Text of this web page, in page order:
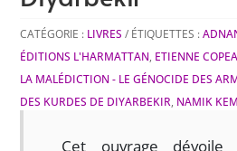
CATÉGORIE : LIVRES ÉTIQUETTES :
ÉDITIONS L'HARMATTAN, ETIENNE
LA MALÉDICTION - LE GÉNOCIDE DES
DES KURDES DE DIYARBEKIR, NAMIK
Cet ouvrage